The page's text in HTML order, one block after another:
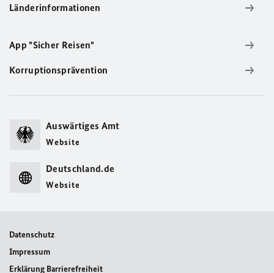
Länderinformationen
App "Sicher Reisen"
Korruptionsprävention
Auswärtiges Amt
Website
Deutschland.de
Website
Datenschutz
Impressum
Erklärung Barrierefreiheit